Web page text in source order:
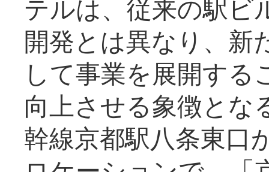
テルは、従来の駅ビ
開発とは異なり、新
して事業を展開する
向上させる象徴とな
幹線京都駅八条東口